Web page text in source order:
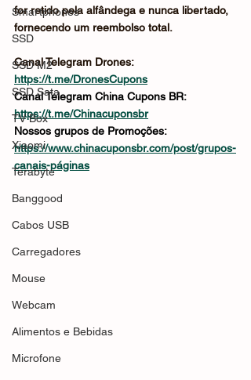
Smartphones
SSD
SSD M2
SSD Sata
TV Box
Xiaomi
Terabyte
Banggood
Cabos USB
Carregadores
Mouse
Webcam
Alimentos e Bebidas
Microfone
for retido pela alfândega e nunca libertado,
fornecendo um reembolso total.
Canal Telegram Drones:
https://t.me/DronesCupons
Canal Telegram China Cupons BR:
https://t.me/Chinacuponsbr
Nossos grupos de Promoções:
https://www.chinacuponsbr.com/post/grupos-
canais-páginas